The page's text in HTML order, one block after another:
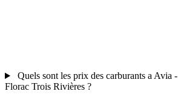
Quels sont les prix des carburants a Avia
Florac Trois Rivières ?